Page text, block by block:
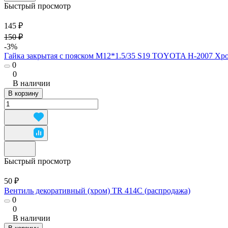
Быстрый просмотр
145 ₽
150 ₽
-3%
Гайка закрытая с пояском М12*1.5/35 S19 TOYOTA H-2007
0
0
В наличии
В корзину
Быстрый просмотр
50 ₽
Вентиль декоративный (хром) TR 414С (распродажа)
0
0
В наличии